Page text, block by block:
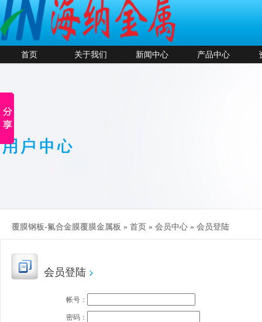
首页 关于我们 新闻中心 产品中心
覆膜钢板-氟合金膜覆膜金属板 » 首页 » 会员中心 » 会员登陆
会员登陆
帐号：
密码：